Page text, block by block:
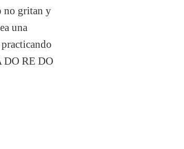
no gritan y
una
DO RE DO